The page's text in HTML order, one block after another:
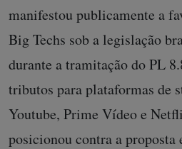
manifestou publicamente a
Big Techs sob a legislação
durante a tramitação do PL
tributos para plataformas de
Youtube, Prime Vídeo e
posicionou contra a proposta